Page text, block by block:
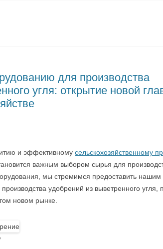
для производства
угля: открытие новой
и эффективному сельскохозяйственному
важным выбором сырья для
мы стремимся предоставить нашим
удобрений из выветренного угля,
новом рынке.